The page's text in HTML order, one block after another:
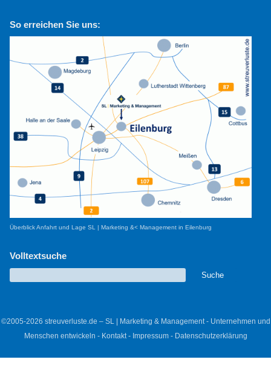
So erreichen Sie uns:
Überblick Anfahrt und Lage SL | Marketing &< Management in Eilenburg
Volltextsuche
©2005-2026 streuverluste.de – SL | Marketing & Management - Unternehmen und
Menschen entwickeln - Kontakt- Impressum- Datenschutzerklärung